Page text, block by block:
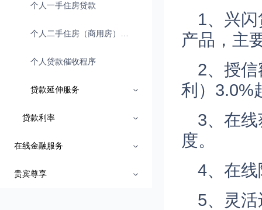
个人一手住房贷款
个人贷款催收程序
贷款延伸服务
贷款利率
在线金融服务
贵宾尊享
1、兴
产品，主
2、授
利）3.0%
3、在
度。
4、在
5、灵